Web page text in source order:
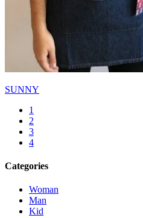
SUNNY
1
2
3
4
Categories
Woman
Man
Kid